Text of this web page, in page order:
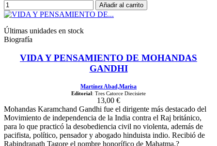
Añadir al carrito
Últimas unidades en stock
Biografía
VIDA Y PENSAMIENTO DE MOHANDAS
GANDHI
Martínez Abad,Marisa
Editorial: Tres Catorce Diecisiete
13,00 €
Mohandas Karamchand Gandhi fue el dirigente más destacado del
Movimiento de independencia de la India contra el Raj británico,
para lo que practicó la desobediencia civil no violenta, además de
pacifista, político, pensador y abogado hinduista indio. Recibió de
Rabindranath Tagore el nombre honorífico de Mahatma.?